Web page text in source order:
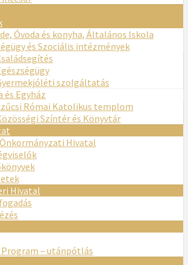
Óvoda és konyha, Általános Iskola
és Szociális intézmények
szolgáltatás
és Egyház
Római Katolikus templom
Színtér és Könyvtár
Hivatal
Hivatal
Program – utánpótlás